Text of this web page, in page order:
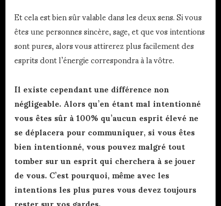
Et cela est bien sûr valable dans les deux sens. Si vous
êtes une personnes sincère, sage, et que vos intentions
sont pures, alors vous attirerez plus facilement des
esprits dont l’énergie correspondra à la vôtre.
Il existe cependant une différence non
négligeable. Alors qu’en étant mal intentionné
vous êtes sûr à 100% qu’aucun esprit élevé ne
se déplacera pour communiquer, si vous êtes
bien intentionné, vous pouvez malgré tout
tomber sur un esprit qui cherchera à se jouer
de vous. C’est pourquoi, même avec les
intentions les plus pures vous devez toujours